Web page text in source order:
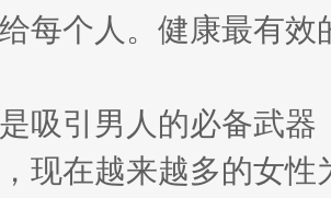
每个人。健康最有
吸引男人的必备武
现在越来越多的女